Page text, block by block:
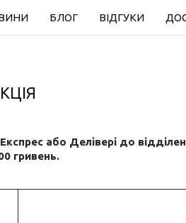
БЛОГ ВІДГУКИ
або Делівері до
гривень.